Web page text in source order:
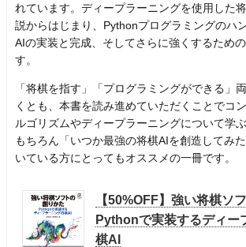
れています。ディープラーニングを使用した
説からはじまり、Pythonプログラミングのハ
AIの実装と完成、そしてさらに強くするため
す。
「将棋を指す」「プログラミングができる」
くとも、本書を読み進めていただくことでコ
ルゴリズムやディープラーニングについて学
もちろん「いつか最強の将棋AIを創造してみ
いている方にとってもオススメの一冊です。
【50%OFF】強い将棋ソ
Pythonで実装するディー
棋AI